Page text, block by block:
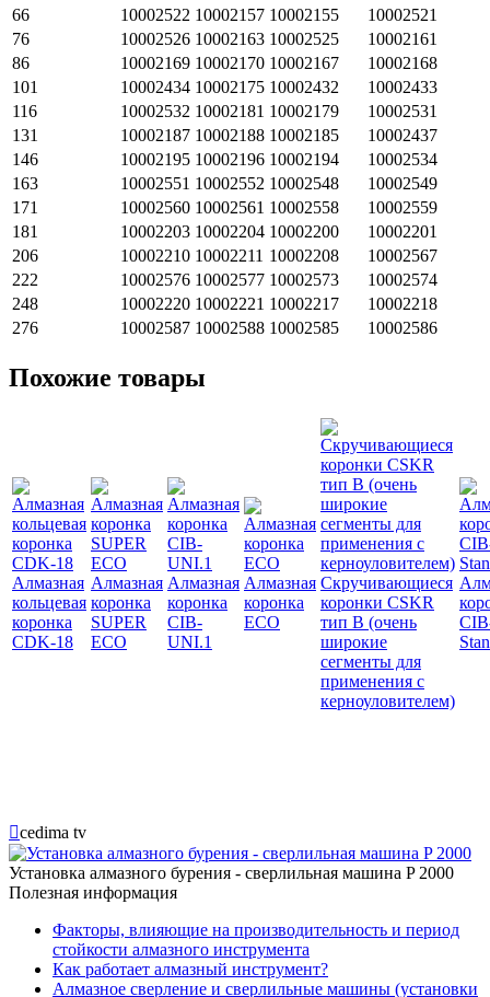
66
10002522 10002157 10002155
10002521
76
10002526 10002163 10002525
10002161
86
10002169 10002170 10002167
10002168
101
10002434 10002175 10002432
10002433
116
10002532 10002181 10002179
10002531
131
10002187 10002188 10002185
10002437
146
10002195 10002196 10002194
10002534
163
10002551 10002552 10002548
10002549
171
10002560 10002561 10002558
10002559
181
10002203 10002204 10002200
10002201
206
10002210 10002211 10002208
10002567
222
10002576 10002577 10002573
10002574
248
10002220 10002221 10002217
10002218
276
10002587 10002588 10002585 10002586
Похожие товары
Алмазная
кольцевая
коронка
CDK-18
Алмазная
коронка
SUPER
ECO
Алмазная
коронка
CIB-
UNI.1
Алмазная
коронка
ECO
Скручивающиеся
коронки CSKR
тип B (очень
широкие
сегменты для
применения с
керноуловителем)
cedima tv
Установка алмазного бурения - сверлильная машина P 2000
Полезная информация
Факторы, влияющие на производительность и период
стойкости алмазного инструмента
Как работает алмазный инструмент?
Алмазное сверление и сверлильные машины (установки